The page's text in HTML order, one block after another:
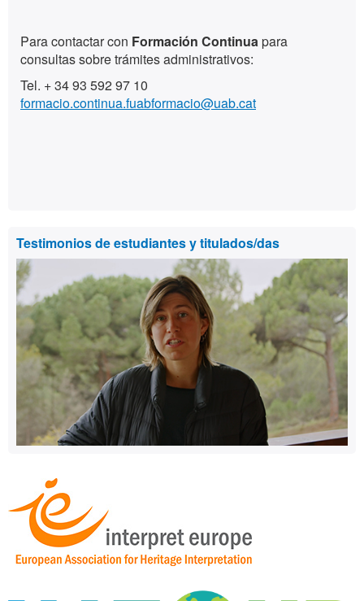
Para contactar con Formación Continuapara
consultas sobre trámites administrativos:
Tel. + 34 93 592 97 10
formacio.continua.fuabformacio@uab.cat
Testimonios de estudiantes y titulados/das